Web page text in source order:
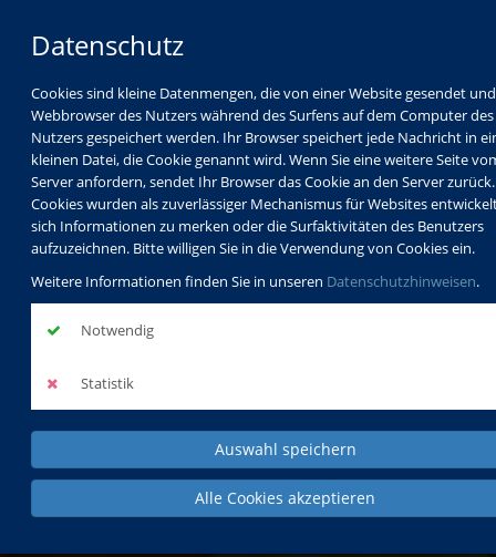
Datenschutz
Cookies sind kleine Datenmengen, die von einer Website gesendet
Webbrowser des Nutzers während des Surfens auf dem Computer des
Nutzers gespeichert werden. Ihr Browser speichert jede Nachricht in
kleinen Datei, die Cookie genannt wird. Wenn Sie eine weitere Seite
Server anfordern, sendet Ihr Browser das Cookie an den Server zurück.
Cookies wurden als zuverlässiger Mechanismus für Websites
sich Informationen zu merken oder die Surfaktivitäten des Benutzers
aufzuzeichnen. Bitte willigen Sie in die Verwendung von Cookies ein.
Weitere Informationen finden Sie in unseren Datenschutzhinweisen.
Notwendig
Statistik
Auswahl speichern
Alle Cookies akzeptieren
Programm
Schulabschlüsse
Schulkindbetreuung
Service